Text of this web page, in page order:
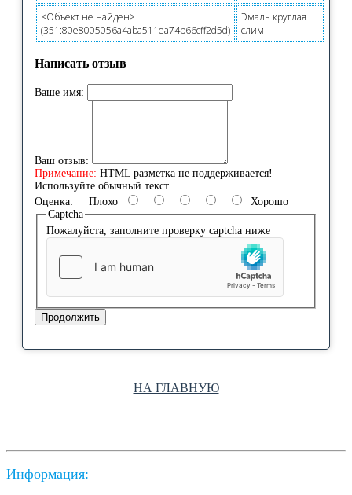
<Объект не найден>
(351:80e8005056a4aba511ea74b66cff2d5d)
Эмаль круглая
слим
Написать отзыв
Ваше имя:
Ваш отзыв:
Примечание: HTML разметка не поддерживается!
Используйте обычный текст.
Оценка: Плохо
Хорошо
Captcha
Пожалуйста, заполните проверку captcha ниже
Продолжить
НА ГЛАВНУЮ
Информация: